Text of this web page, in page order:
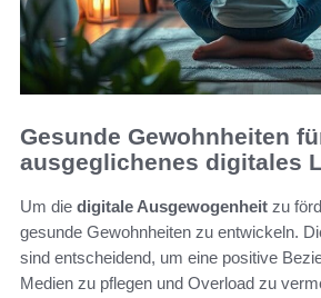
Gesunde Gewohnheiten
ausgeglichenes digitales
Um die digitale Ausgewogenheit zu
gesunde Gewohnheiten zu entwickeln.
sind entscheidend, um eine positive
Medien zu pflegen und Overload zu